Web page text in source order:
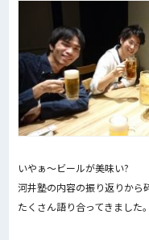
いやぁ～ビールが美味い?
河井塾の内容の振り返りから
たくさん語り合ってきました。